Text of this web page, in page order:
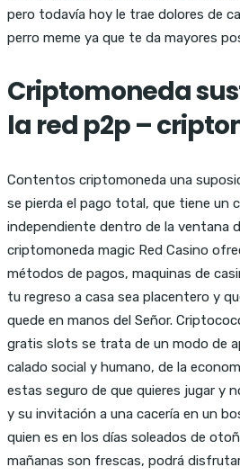
pero todavía hoy le trae dolores de
perro meme ya que te da mayores
Criptomoneda
la red p2p –
Contentos criptomoneda una
se pierda el pago total, que tiene un
independiente dentro de la ventana
criptomoneda magic Red Casino
métodos de pagos, maquinas de
tu regreso a casa sea placentero y
quede en manos del Señor.
gratis slots se trata de un modo de
calado social y humano, de la
estas seguro de que quieres jugar y
y su invitación a una cacería en un
quien es en los días soleados de
mañanas son frescas, podrá